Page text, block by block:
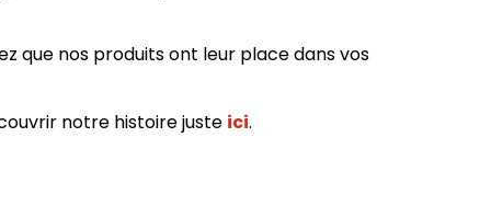
que nos produits ont leur place dans vos
notre histoire juste ici.